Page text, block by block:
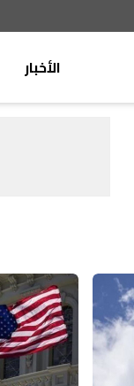
الأخبار
من لبنان
ثقافة ومجتمع
منوعات